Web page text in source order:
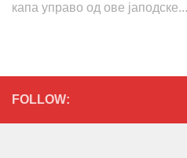
капа управо од ове јаподске...
FOLLOW: